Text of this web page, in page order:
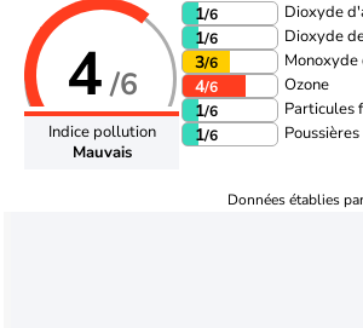
4/6
Indice pollution
Mauvais
1/6 Dioxyde
1/6 Dioxyde
3/6 Monoxyde
4/6 Ozone
1/6 Particules
1/6 Poussières
Données établies